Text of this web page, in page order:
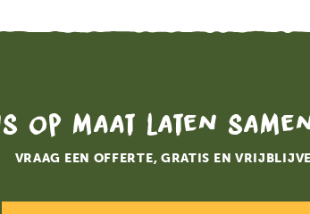
op maat laten
VRAAG EEN OFFERTE, GRATIS EN